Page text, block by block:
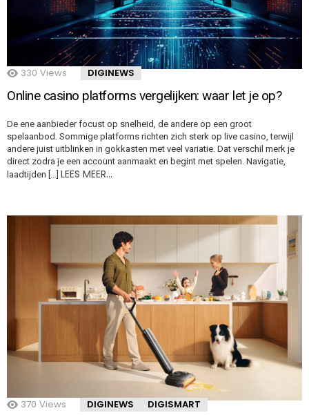
330 Views DIGINEWS
Online casino platforms vergelijken: waar let je op?
De ene aanbieder focust op snelheid, de andere op een groot
spelaanbod. Sommige platforms richten zich sterk op live casino, terwijl
andere juist uitblinken in gokkasten met veel variatie. Dat verschil merk je
direct zodra je een account aanmaakt en begint met spelen. Navigatie,
laadtijden […] LEES MEER…
370 Views DIGINEWS DIGISMART